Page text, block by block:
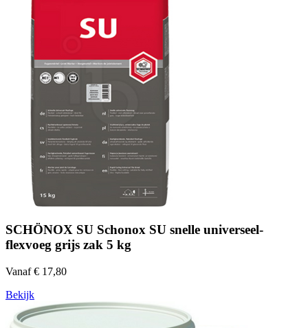
SCHÖNOX SU Schonox SU snelle universeel-
flexvoeg grijs zak 5 kg
Vanaf € 17,80
Bekijk